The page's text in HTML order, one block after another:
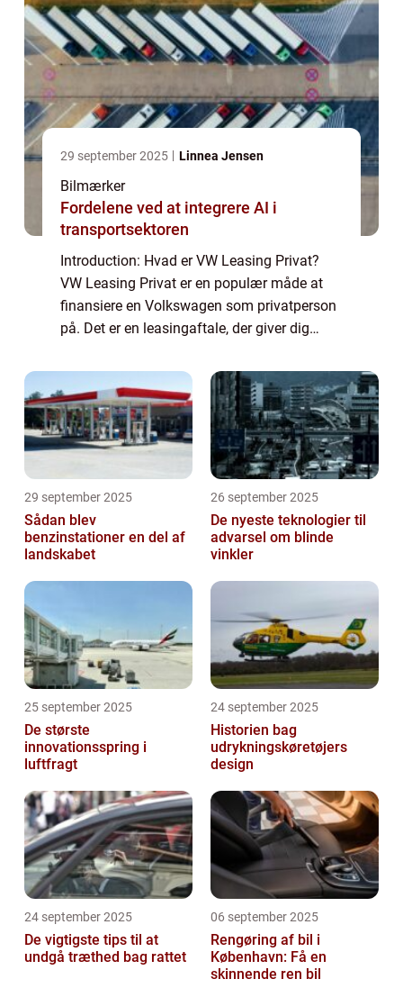
29 september 2025 Linnea Jensen
Bilmærker
Fordelene ved at integrere AI i
transportsektoren
Introduction: Hvad er VW Leasing Privat?
VW Leasing Privat er en populær måde at
finansiere en Volkswagen som privatperson
på. Det er en leasingaftale, der giver dig
uden at skulle bekymre dig om den store...
29 september 2025
Sådan blev
benzinstationer en del af
landskabet
26 september 2025
De nyeste teknologier til
advarsel om blinde
vinkler
25 september 2025
De største
innovationsspring i
luftfragt
24 september 2025
Historien bag
udrykningskøretøjers
design
24 september 2025
De vigtigste tips til at
undgå træthed bag rattet
06 september 2025
Rengøring af bil i
København: Få en
skinnende ren bil